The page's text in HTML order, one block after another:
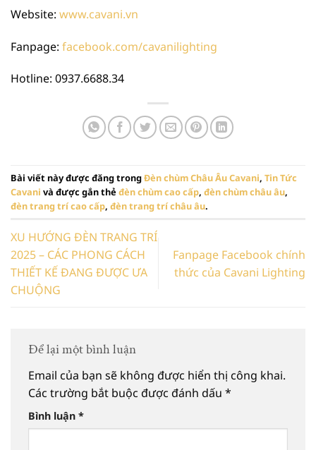
Website: www.cavani.vn
Fanpage: facebook.com/cavanilighting
Hotline: 0937.6688.34
Bài viết này được đăng trongĐèn chùm Châu Âu Cavani, Tin Tức
Cavani và được gắn thẻ đèn chùm cao cấp, đèn chùm châu âu,
đèn trang trí cao cấp, đèn trang trí châu âu.
XU HƯỚNG ĐÈN TRANG TRÍ
2025 – CÁC PHONG CÁCH
THIẾT KẾ ĐANG ĐƯỢC ƯA
CHUỘNG
Fanpage Facebook chính
thức của Cavani Lighting
Để lại một bình luận
Email của bạn sẽ không được hiển thị công khai.
Các trường bắt buộc được đánh dấu *
Bình luận *